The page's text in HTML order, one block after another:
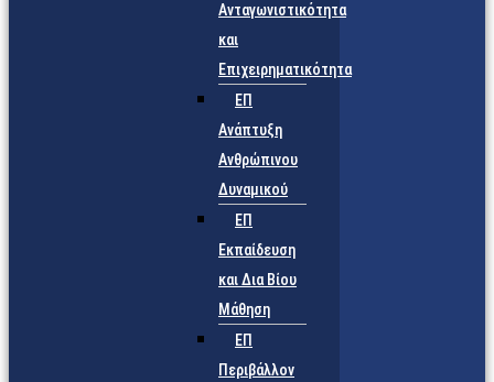
Ανταγωνιστικότητα
και
Επιχειρηματικότητα
ΕΠ
Ανάπτυξη
Ανθρώπινου
Δυναμικού
ΕΠ
Εκπαίδευση
και Δια Βίου
Μάθηση
ΕΠ
Περιβάλλον